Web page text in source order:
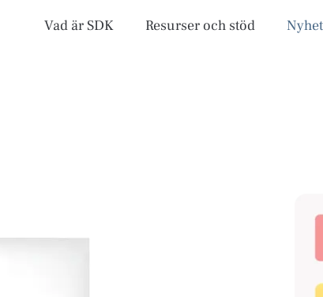
Vad är SDK Resurser och stöd